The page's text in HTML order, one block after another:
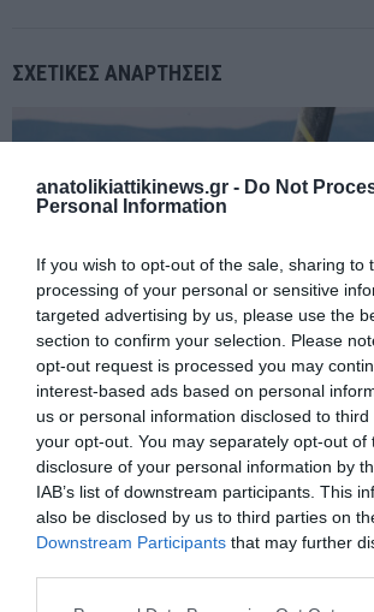
anatolikiattikinews.gr - Do Not
Personal Information
If you wish to opt-out of the sale, sharing to
processing of your personal or sensitive
targeted advertising by us, please use the
section to confirm your selection. Please
opt-out request is processed you may
interest-based ads based on personal
us or personal information disclosed to
your opt-out. You may separately opt-out of
disclosure of your personal information by
IAB’s list of downstream participants. This
also be disclosed by us to third parties on
Downstream Participants that may further
ΣΧΕΤΙΚΈΣ ΑΝΑΡΤΉΣΕΙΣ
Μνημόνιο συνεργασίας στην ηλεκτρική
Κύπρου και Ισραήλ υπέγραψαν ΑΔΜΗΕ, ΥΕΕΒ